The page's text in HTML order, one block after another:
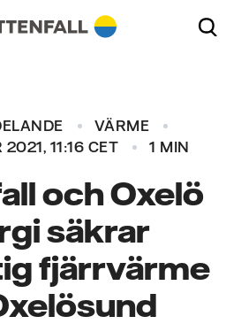
VÄRME
2021, 11:16 CET
1 MIN
och Oxelö
säkrar
fjärrvärme